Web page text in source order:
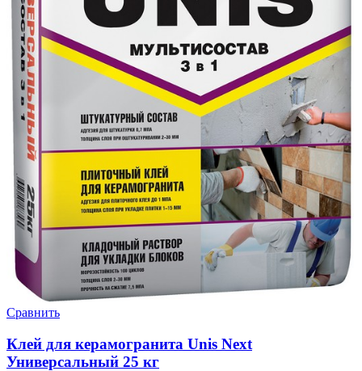
Сравнить
Клей для керамогранита Unis Next
Универсальный 25 кг